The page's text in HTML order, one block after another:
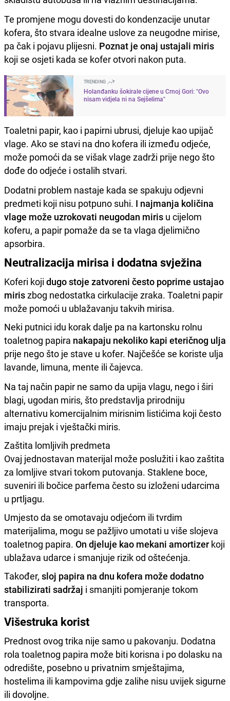
Te promjene mogu dovesti do kondenzacije unutar
kofera, što stvara idealne uslove za neugodne mirise,
pa čak i pojavu plijesni. Poznat je onaj ustajali miris
koji se osjeti kada se kofer otvori nakon puta.
TRENDING
Holanđanku šokirale cijene u Crnoj Gori: "Ovo
nisam vidjela ni na Sejšelima"
Toaletni papir, kao i papirni ubrusi, djeluje kao upijač
vlage. Ako se stavi na dno kofera ili između odjeće,
može pomoći da se višak vlage zadrži prije nego što
dođe do odjeće i ostalih stvari.
Dodatni problem nastaje kada se spakuju odjevni
predmeti koji nisu potpuno suhi. I najmanja količina
vlage može uzrokovati neugodan miris u cijelom
koferu, a papir pomaže da se ta vlaga djelimično
apsorbira.
Neutralizacija mirisa i dodatna svježina
Koferi koji dugo stoje zatvoreni često poprime ustajao
miriszbog nedostatka cirkulacije zraka. Toaletni papir
može pomoći u ublažavanju takvih mirisa.
Neki putnici idu korak dalje pa na kartonsku rolnu
toaletnog papira nakapaju nekoliko kapi eteričnog ulja
prije nego što je stave u kofer. Najčešće se koriste ulja
lavande, limuna, mente ili čajevca.
Na taj način papir ne samo da upija vlagu, nego i širi
blagi, ugodan miris, što predstavlja prirodniju
alternativu komercijalnim mirisnim listićima koji često
imaju prejak i vještački miris.
Zaštita lomljivih predmeta
Ovaj jednostavan materijal može poslužiti i kao zaštita
za lomljive stvari tokom putovanja. Staklene boce,
suveniri ili bočice parfema često su izloženi udarcima
u prtljagu.
Umjesto da se omotavaju odjećom ili tvrdim
materijalima, mogu se pažljivo umotati u više slojeva
toaletnog papira. On djeluje kao mekani amortizer koji
ublažava udarce i smanjuje rizik od oštećenja.
Također, sloj papira na dnu kofera može dodatno
stabilizirati sadržaj i smanjiti pomjeranje tokom
transporta.
Višestruka korist
Prednost ovog trika nije samo u pakovanju. Dodatna
rola toaletnog papira može biti korisna i po dolasku na
odredište, posebno u privatnim smještajima,
hostelima ili kampovima gdje zalihe nisu uvijek sigurne
ili dovoljne.